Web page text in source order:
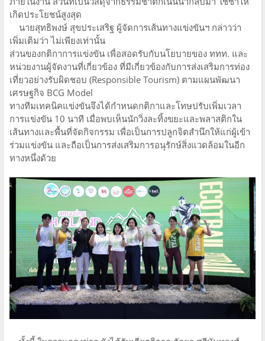
เกิดประโยชน์สูงสุด
นายสุทธิพงษ์ สุขประเสริฐ ผู้จัดการเส้นทางแข่งขันฯ กล่าวว่า
เพิ่มเติมว่า ไม่เพียงเท่านั้น
ส่วนของกติกาการแข่งขัน เพื่อสอดรับกับนโยบายของ ททท. และ
หน่วยงานผู้จัดงานที่เกี่ยวข้อง ที่มีเกี่ยวข้องกับการส่งเสริมการท่อง
เที่ยวอย่างรับผิดชอบ (Responsible Tourism) ตามแผนพัฒนา
เศรษฐกิจ BCG Model
ทางทีมเทคนิคแข่งขันจึงได้กําหนดกติกาและโทษปรับเพิ่มเวลา
การแข่งขัน 10 นาที เมื่อพบเห็นนักวิ่งละทิ้งขยะและพลาสติกใน
เส้นทางและพื้นที่จัดกิจกรรม เพื่อเป็นการปลูกจิตสำนึกให้แก่ผู้เข้า
ร่วมแข่งขัน และถือเป็นการส่งเสริมการอนุรักษ์สิ่งแวดล้อมในอีก
ทางหนึ่งด้วย